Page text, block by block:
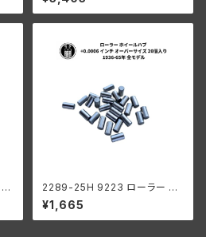
オーバーサイズ 26個入り ハー
レーダビッドソン 1936-65年
2289-25H 9223 ローラー ホ
イールハブ +0.0006 インチ オ
ーバーサイズ 26個入り ハーレ
ーダビッドソン 1936-65年 全
¥1,665